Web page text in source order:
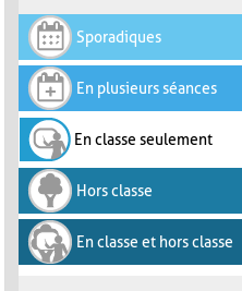
Sporadiques
En plusieurs séances
En classe seulement
Hors classe
En classe et hors classe